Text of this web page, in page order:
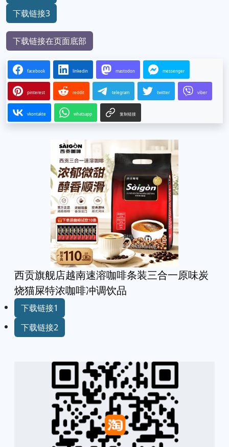
下载链接3
下载链接在页面底部
facebook linkedin mastodon messenger
pinterest reddit telegram twitter viber
vkontakte whatsapp 复制链接
西贡旗舰店越南速溶咖啡条装三合一原味炭
烧猫屎特浓咖啡冲调饮品
下载链接1
下载链接2